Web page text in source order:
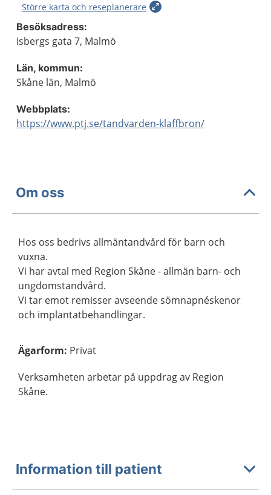
Större karta och reseplanerare
Besöksadress:
Isbergs gata 7, Malmö
Län, kommun:
Skåne län, Malmö
Webbplats:
https://www.ptj.se/tandvarden-klaffbron/
Om oss
Hos oss bedrivs allmäntandvård för barn och
vuxna.
Vi har avtal med Region Skåne - allmän barn- och
ungdomstandvård.
Vi tar emot remisser avseende sömnapnéskenor
och implantatbehandlingar.
Ägarform: Privat
Verksamheten arbetar på uppdrag av Region
Skåne.
Information till patient